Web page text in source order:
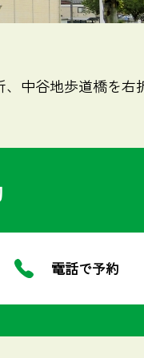
、中谷地歩道橋を右
電話で予約